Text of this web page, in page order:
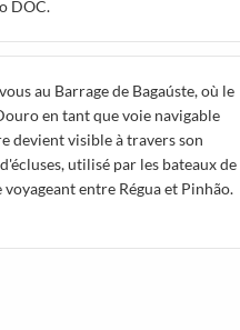
DOC.
au Barrage de Bagaúste, où le
en tant que voie navigable
devient visible à travers son
utilisé par les bateaux de
entre Régua et Pinhão.